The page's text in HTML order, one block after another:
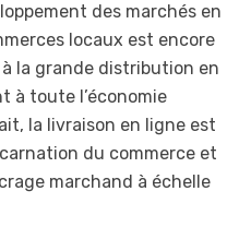
des marchés en
locaux est encore
la grande distribution en
à toute l’économie
la livraison en ligne est
du commerce et
marchand à échelle